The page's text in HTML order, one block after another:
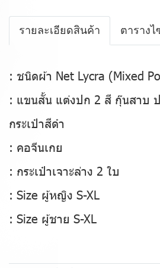
รายละเอียดสินค้า ตารางไ
: ชนิดผ้า Net Lycra (Mixed
: แขนสั้น แต่งปก 2 สี กุ๊นสาบ
กระเป๋าสีดำ
: คอจีนเกย
: กระเป๋าเจาะล่าง 2 ใบ
: Size ผู้หญิง S-XL
: Size ผู้ชาย S-XL